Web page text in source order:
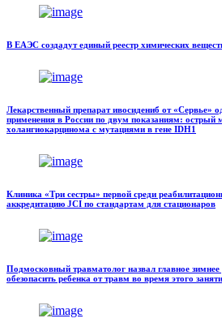
В ЕАЭС создадут единый реестр химических
Лекарственный препарат ивосидениб от «Сервье»
применения в России по двум показаниям: острый
холангиокарцинома с мутациями в гене IDH1
Клиника «Три сестры» первой среди
аккредитацию JCI по стандартам для стационаров
Подмосковный травматолог назвал главное зимнее
обезопасить ребенка от травм во время этого